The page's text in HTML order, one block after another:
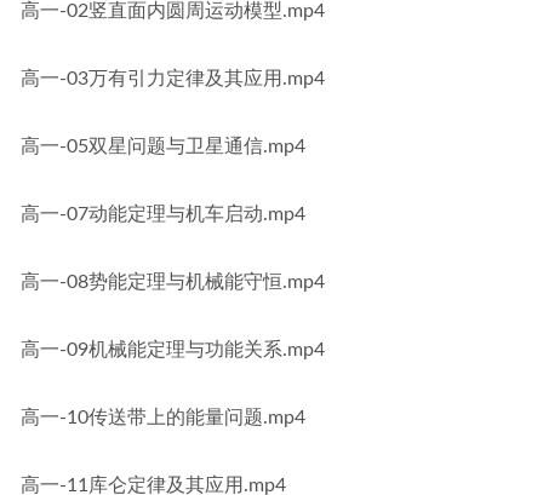
高一-02竖直面内圆周运动模型.mp4
高一-03万有引力定律及其应用.mp4
高一-05双星问题与卫星通信.mp4
高一-07动能定理与机车启动.mp4
高一-08势能定理与机械能守恒.mp4
高一-09机械能定理与功能关系.mp4
高一-10传送带上的能量问题.mp4
高一-11库仑定律及其应用.mp4